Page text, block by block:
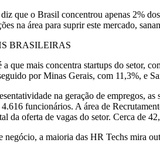
que o Brasil concentrou apenas 2%
na área para suprir este mercado,
BRASILEIRAS
a que mais concentra startups do setor,
por Minas Gerais, com 11,3%, e
na geração de empregos,
funcionários. A área de
da oferta de vagas do setor. Cerca de
negócio, a maioria das HR Techs mira